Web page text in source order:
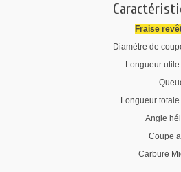
Fraise
Diamètre de
Longueur utile
Longueur
Angle
Coupe
Carbure